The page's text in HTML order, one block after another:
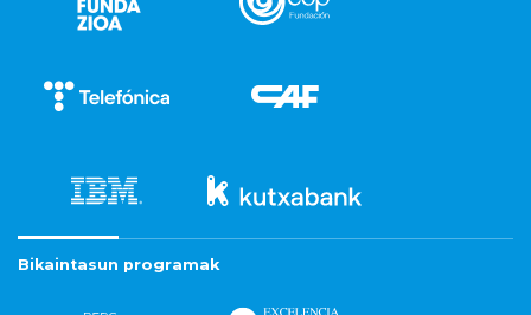
Bikaintasun programak